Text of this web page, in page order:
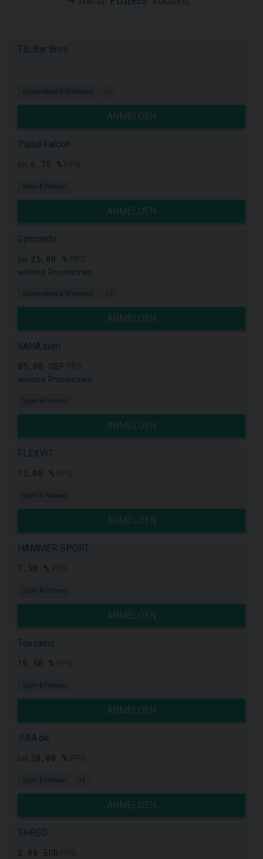
Tib Bar Bros
Gesundheit & Wellness +1
ANMELDEN
Pallid Falcon
6,75 %
Sport & Fitness
ANMELDEN
Gymondo
25,00 %
weitere Provisionen
Gesundheit & Wellness +2
ANMELDEN
VAHA.com
85,00 GBP
weitere Provisionen
Sport & Fitness
ANMELDEN
FLEXVIT
75,00 %
Sport & Fitness
ANMELDEN
HAMMER SPORT
7,50 %
Sport & Fitness
ANMELDEN
Tousains
10,50 %
Sport & Fitness
ANMELDEN
IFAA.de
20,00 %
Sport & Fitness +1
ANMELDEN
SHRED
3,00 EUR